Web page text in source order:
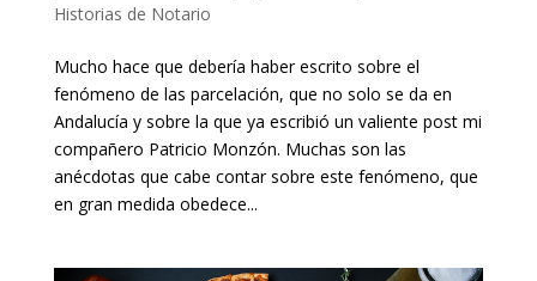
Historias de Notario
Mucho hace que debería haber escrito sobre el
fenómeno de las parcelación, que no solo se da en
Andalucía y sobre la que ya escribió un valiente post mi
compañero Patricio Monzón. Muchas son las
anécdotas que cabe contar sobre este fenómeno, que
en gran medida obedece...